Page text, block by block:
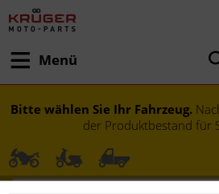
Menü
Bitte wählen Sie Ihr Fahrzeug.
der Produktbestand für